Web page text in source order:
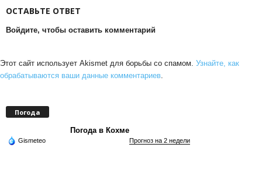
ОСТАВЬТЕ ОТВЕТ
Войдите, чтобы оставить комментарий
Этот сайт использует Akismet для борьбы со спамом. Узнайте, как
обрабатываются ваши данные комментариев
Погода
Погода в Кохме
Gismeteo Прогноз на 2 недели